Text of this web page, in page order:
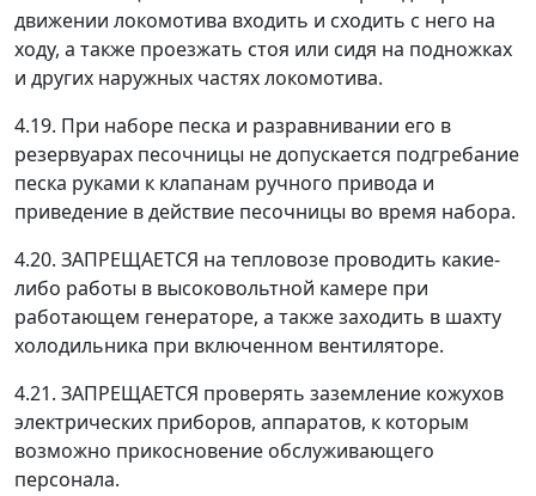
движении локомотива входить и сходить с него на
ходу, а также проезжать стоя или сидя на подножках
и других наружных частях локомотива.
4.19. При наборе песка и разравнивании его в
резервуарах песочницы не допускается подгребание
песка руками к клапанам ручного привода и
приведение в действие песочницы во время набора.
4.20. ЗАПРЕЩАЕТСЯ на тепловозе проводить какие-
либо работы в высоковольтной камере при
работающем генераторе, а также заходить в шахту
холодильника при включенном вентиляторе.
4.21. ЗАПРЕЩАЕТСЯ проверять заземление кожухов
электрических приборов, аппаратов, к которым
возможно прикосновение обслуживающего
персонала.